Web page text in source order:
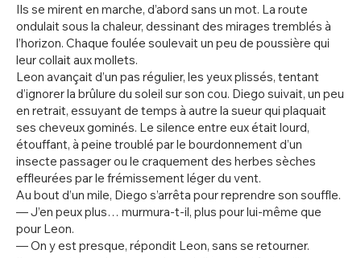
Ils se mirent en marche, d’abord sans un mot. La route
ondulait sous la chaleur, dessinant des mirages tremblés à
l’horizon. Chaque foulée soulevait un peu de poussière qui
leur collait aux mollets.
Leon avançait d’un pas régulier, les yeux plissés, tentant
d’ignorer la brûlure du soleil sur son cou. Diego suivait, un peu
en retrait, essuyant de temps à autre la sueur qui plaquait
ses cheveux gominés. Le silence entre eux était lourd,
étouffant, à peine troublé par le bourdonnement d’un
insecte passager ou le craquement des herbes sèches
effleurées par le frémissement léger du vent.
Au bout d’un mile, Diego s’arrêta pour reprendre son souffle.
— J’en peux plus… murmura-t-il, plus pour lui-même que
pour Leon.
— On y est presque, répondit Leon, sans se retourner.